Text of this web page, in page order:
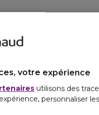
votre expérience
utilisons des
personnaliser